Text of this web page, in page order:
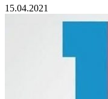
15.04.2021